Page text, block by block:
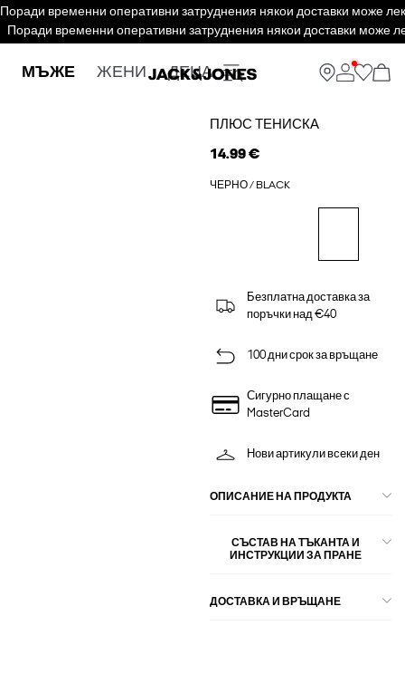
Поради временни оперативни затруднения някои доставки може
Поради временни оперативни затруднения някои доставки може
МЪЖЕ ЖЕНИ ДЕЦА
ПЛЮС ТЕНИСКА
14.99 €
ЧЕРНО / BLACK
Безплатна доставка за
поръчки над €40
100 дни срок за връщане
Сигурно плащане с
MasterCard
Нови артикули всеки ден
ОПИСАНИЕ НА ПРОДУКТА
СЪСТАВ НА ТЪКАНТА И
ИНСТРУКЦИИ ЗА ПРАНЕ
ДОСТАВКА И ВРЪЩАНЕ